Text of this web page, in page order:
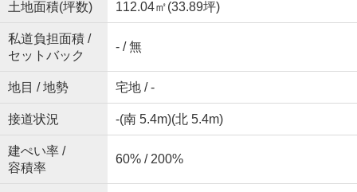
土地面積(坪数) 112.04㎡(33.89坪)
私道負担面積 /
セットバック
- / 無
地目 / 地勢 宅地 / -
接道状況 -(南 5.4m)(北 5.4m)
建ぺい率 /
容積率
60% / 200%